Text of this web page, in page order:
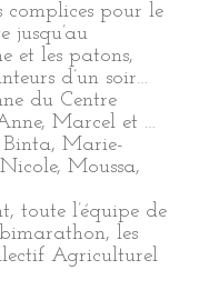
pour le
jusqu’au
et les patons,
d’un soir…
du Centre
Marcel et …
Marie-
Moussa,
toute l’équipe de
les
Agriculturel